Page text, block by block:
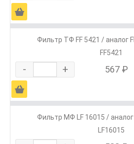
Ä
Фильтр ТФ FF 5421 / аналог
FF5421
- + 567 ₽
Ä
Фильтр МФ LF 16015 / аналог
LF16015